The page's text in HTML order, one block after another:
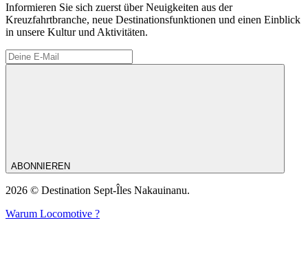
Informieren Sie sich zuerst über Neuigkeiten aus der
Kreuzfahrtbranche, neue Destinationsfunktionen und einen Einblick
in unsere Kultur und Aktivitäten.
ABONNIEREN
2026 © Destination Sept-Îles Nakauinanu.
Warum Locomotive ?